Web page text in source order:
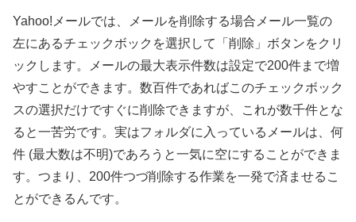
Yahoo!メールでは、メールを削除する場合メール一覧の
左にあるチェックボックを選択して「削除」ボタンをクリ
ックします。メールの最大表示件数は設定で200件まで増
やすことができます。数百件であればこのチェックボック
スの選択だけですぐに削除できますが、これが数千件とな
ると一苦労です。実はフォルダに入っているメールは、何
件 (最大数は不明)であろうと一気に空にすることができま
す。つまり、200件つづ削除する作業を一発で済ませるこ
とができるんです。